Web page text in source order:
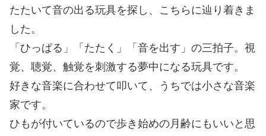
たたいて音の出る玩具を探し、こちらに辿り着きま
した。
「ひっぱる」「たたく」「音を出す」の三拍子。視
覚、聴覚、触覚を刺激する夢中になる玩具です。
好きな音楽に合わせて叩いて、うちでは小さな音楽
家です。
ひもが付いているので歩き始めの月齢にもいいと思